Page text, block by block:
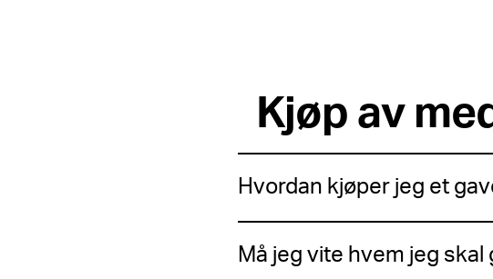
Kjøp av
Hvordan kjøper jeg et
Må jeg vite hvem jeg